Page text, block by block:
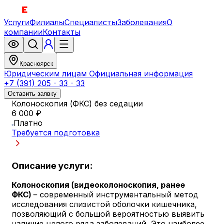
УслугиФилиалыСпециалистыЗаболеванияО
компанииКонтакты
Красноярск
Юридическим лицам Официальная информация
+7 (391) 205 - 33 - 33
Оставить заявку
Колоноскопия (ФКС) без седации
6 000 ₽
Платно
Требуется подготовка
Описание услуги:
Колоноскопия (видеоколоноскопия, ранее
ФКС) – современный инструментальный метод
исследования слизистой оболочки кишечника,
позволяющий с большой вероятностью выявить